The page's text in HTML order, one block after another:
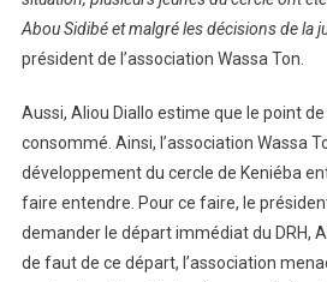
Abou Sidibé et malgré les décisions de la
président de l’association Wassa Ton.
Aussi, Aliou Diallo estime que le point
consommé. Ainsi, l’association Wassa
développement du cercle de Keniéba
faire entendre. Pour ce faire, le
demander le départ immédiat du DRH,
de faut de ce départ, l’association